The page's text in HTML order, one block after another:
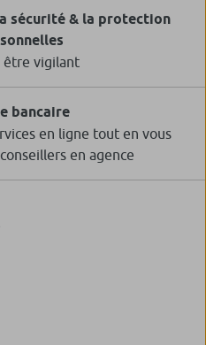
sécurité & la protection
être vigilant
bancaire
en ligne tout en vous
en agence